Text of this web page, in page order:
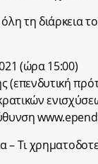
τη διάρκεια
(ώρα 15:00)
(επενδυτική
– Τι